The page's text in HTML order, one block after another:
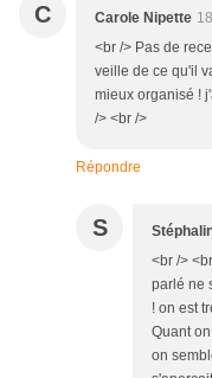
C Carole Nipette
<br /> Pas de
veille de ce qu'il
mieux organisé !
/> <br />
Répondre
S
<br />
parlé ne
! on est
Quant
on